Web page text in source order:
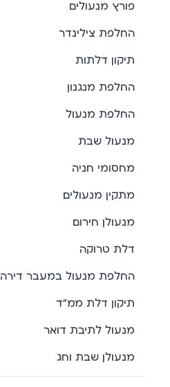
פורץ מנעולים
החלפת צילינדר
תיקון דלתות
החלפת מנגנון
החלפת מנעול
מנעול שבת
מחסומי חניה
מתקין מנעולים
מנעולן חירום
דלת טרוקה
החלפת מנעול במעבר דירה
תיקון דלת ממ"ד
מנעול לתיבת דואר
מנעולן שבת וחג